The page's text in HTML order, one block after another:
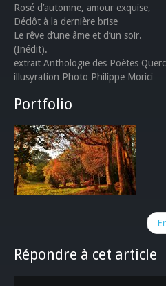
Rosé d’automne, amour exquise,
Déclôt à la dernière brise
Le rêve d’une âme et d’un soir.
(Inédit).
extrait Anthologie des Poètes
illusyration Photo Philippe Morici
Portfolio
Répondre à cet article